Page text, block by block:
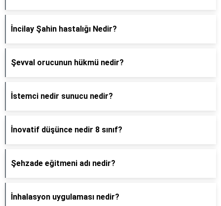
İncilay Şahin hastalığı Nedir?
Şevval orucunun hükmü nedir?
İstemci nedir sunucu nedir?
İnovatif düşünce nedir 8 sınıf?
Şehzade eğitmeni adı nedir?
İnhalasyon uygulaması nedir?